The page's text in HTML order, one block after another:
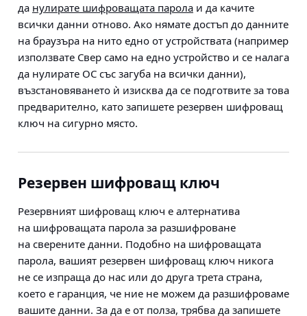
да нулирате шифроващата парола и да качите
всички данни отново. Ако нямате достъп до данните
на браузъра на нито едно от устройствата (например
използвате Свер само на едно устройство и се налага
да нулирате ОС със загуба на всички данни),
възстановяването ѝ изисква да се подготвите за това
предварително, като запишете резервен шифроващ
ключ на сигурно място.
Резервен шифроващ ключ
Резервният шифроващ ключ е алтернатива
на шифроващата парола за разшифроване
на сверените данни. Подобно на шифроващата
парола, вашият резервен шифроващ ключ никога
не се изпраща до нас или до друга трета страна,
което е гаранция, че ние не можем да разшифроваме
вашите данни. За да е от полза, трябва да запишете